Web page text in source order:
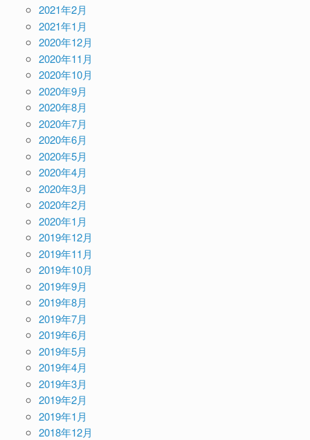
2021年2月
2021年1月
2020年12月
2020年11月
2020年10月
2020年9月
2020年8月
2020年7月
2020年6月
2020年5月
2020年4月
2020年3月
2020年2月
2020年1月
2019年12月
2019年11月
2019年10月
2019年9月
2019年8月
2019年7月
2019年6月
2019年5月
2019年4月
2019年3月
2019年2月
2019年1月
2018年12月